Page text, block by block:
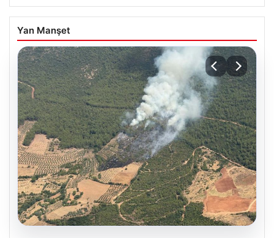
Yan Manşet